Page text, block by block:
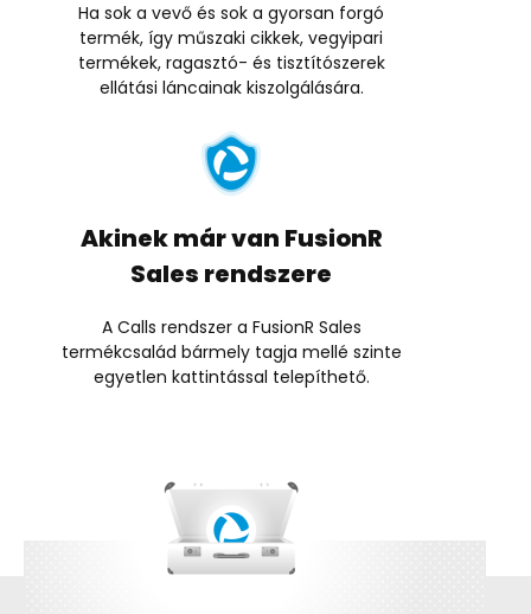
Ha sok a vevő és sok a gyorsan forgó
termék, így műszaki cikkek, vegyipari
termékek, ragasztó- és tisztítószerek
ellátási láncainak kiszolgálására.
Akinek már van FusionR
Sales rendszere
A Calls rendszer a FusionR Sales
termékcsalád bármely tagja mellé szinte
egyetlen kattintással telepíthető.